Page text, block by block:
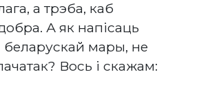
а трэба, каб
А як напісаць
мары, не
Вось і скажам: